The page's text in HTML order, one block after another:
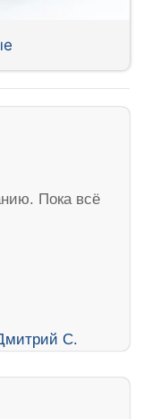
Пока всё